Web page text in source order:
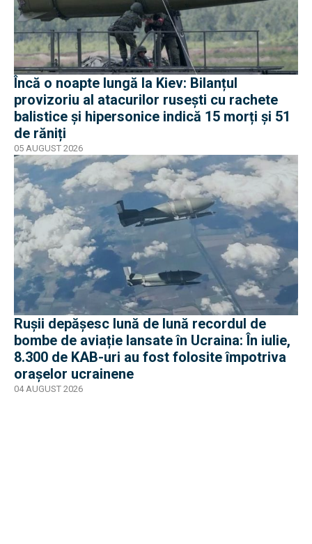
Încă o noapte lungă la Kiev: Bilanțul
provizoriu al atacurilor rusești cu rachete
balistice și hipersonice indică 15 morți și 51
de răniți
05 AUGUST 2026
Rușii depășesc lună de lună recordul de
bombe de aviație lansate în Ucraina: În iulie,
8.300 de KAB-uri au fost folosite împotriva
orașelor ucrainene
04 AUGUST 2026